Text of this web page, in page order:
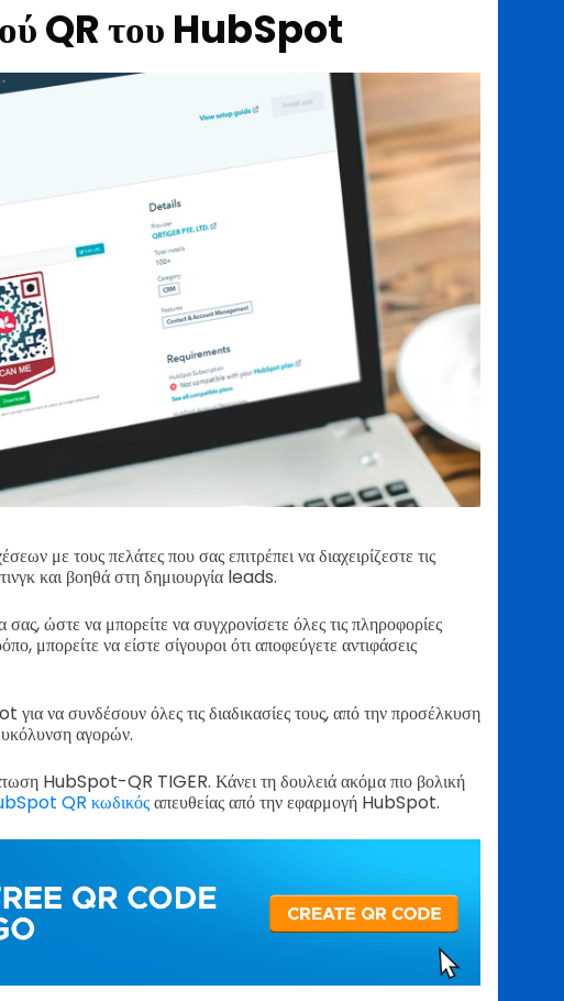
QR του HubSpot
με τους πελάτες που σας επιτρέπει να διαχειρίζεστε τις
και βοηθά στη δημιουργία leads.
ώστε να μπορείτε να συγχρονίσετε όλες τις πληροφορίες
μπορείτε να είστε σίγουροι ότι αποφεύγετε αντιφάσεις
να συνδέσουν όλες τις διαδικασίες τους, από την προσέλκυση
αγορών.
HubSpot-QR TIGER. Κάνει τη δουλειά ακόμα πιο βολική
QR κωδικόςαπευθείας από την εφαρμογή HubSpot.